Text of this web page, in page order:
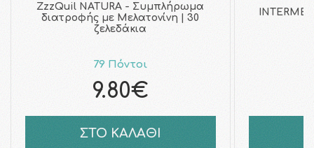
ZzzQuil NATURA - Συμπλήρωμα
διατροφής με Μελατονίνη | 30
ζελεδάκια
79 Πόντοι
9.80€
ΣΤΟ ΚΑΛΑΘΙ